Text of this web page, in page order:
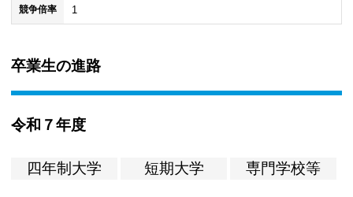
競争倍率 1
卒業生の進路
令和７年度
四年制大学 短期大学 専門学校等